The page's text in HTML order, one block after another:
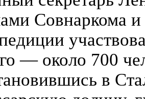
Совнаркома
— около 700
в